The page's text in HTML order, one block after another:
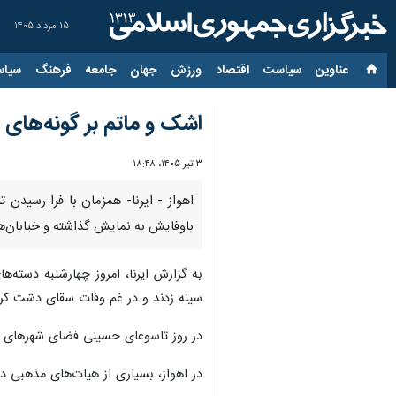
۱۵ مرداد ۱۴۰۵
عناوین‌ سیاست اقتصاد ورزش جهان جامعه فرهنگ
اشک و ماتم بر گونه‌های
۳ تیر ۱۴۰۵، ۱۸:۴۸